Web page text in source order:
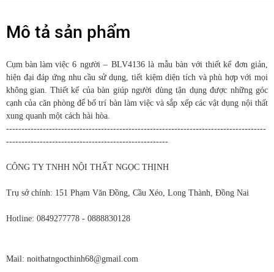
Mô tả sản phẩm
Cụm bàn làm việc 6 người – BLV4136 là mẫubàn vớithiết kế đơn giản,
hiện đại đáp ứng nhu cầu sử dụng, tiết kiệm diện tích và phù hợp với mọi
không gian. Thiết kế củabàn giúp người dùng tận dụng được những góc
cạnh của căn phòng đểbố trí bàn làm việcvà sắp xếp các vật dụng nội thất
xung quanh một cách hài hòa.
-------------------------------------------------------------------------------------
-----------------------------------------------------
CÔNG TY TNHH NỘI THẤT NGỌC THỊNH
Trụ sở chính: 151 Phạm Văn Đồng, Cầu Xéo, Long Thành, Đồng Nai
Hotline: 0849277778 - 0888830128
Mail: noithatngocthinh68@gmail.com